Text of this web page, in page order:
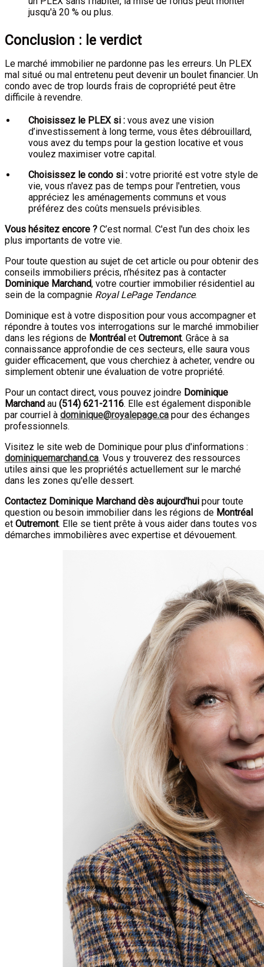
jusqu'à 20 % ou plus.
Conclusion : le verdict
Le marché immobilier ne pardonne pas les erreurs. Un PLEX
mal situé ou mal entretenu peut devenir un boulet financier. Un
condo avec de trop lourds frais de copropriété peut être
difficile à revendre.
Choisissez le PLEX si : vous avez une vision
d’investissement à long terme, vous êtes débrouillard,
vous avez du temps pour la gestion locative et vous
voulez maximiser votre capital.
Choisissez le condo si : votre priorité est votre style de
vie, vous n'avez pas de temps pour l'entretien, vous
appréciez les aménagements communs et vous
préférez des coûts mensuels prévisibles.
Vous hésitez encore ? C’est normal. C'est l'un des choix les
plus importants de votre vie.
Pour toute question au sujet de cet article ou pour obtenir des
conseils immobiliers précis, n'hésitez pas à contacter
Dominique Marchand, votre courtier immobilier résidentiel au
sein de la compagnie Royal LePage Tendance.
Dominique est à votre disposition pour vous accompagner et
répondre à toutes vos interrogations sur le marché immobilier
dans les régions de Montréal et Outremont. Grâce à sa
connaissance approfondie de ces secteurs, elle saura vous
guider efficacement, que vous cherchiez à acheter, vendre ou
simplement obtenir une évaluation de votre propriété.
Pour un contact direct, vous pouvez joindre Dominique
Marchand au (514) 621-2116. Elle est également disponible
par courriel à dominique@royalepage.ca pour des échanges
professionnels.
Visitez le site web de Dominique pour plus d'informations :
dominiquemarchand.ca. Vous y trouverez des ressources
utiles ainsi que les propriétés actuellement sur le marché
dans les zones qu'elle dessert.
Contactez Dominique Marchand dès aujourd'hui pour toute
question ou besoin immobilier dans les régions de Montréal
et Outremont. Elle se tient prête à vous aider dans toutes vos
démarches immobilières avec expertise et dévouement.